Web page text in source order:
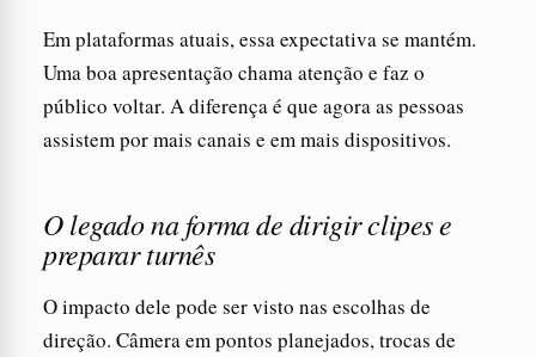
Em plataformas atuais, essa expectativa se mantém.
Uma boa apresentação chama atenção e faz o
público voltar. A diferença é que agora as pessoas
assistem por mais canais e em mais dispositivos.
O legado na forma de dirigir clipes e
preparar turnês
O impacto dele pode ser visto nas escolhas de
direção. Câmera em pontos planejados, trocas de